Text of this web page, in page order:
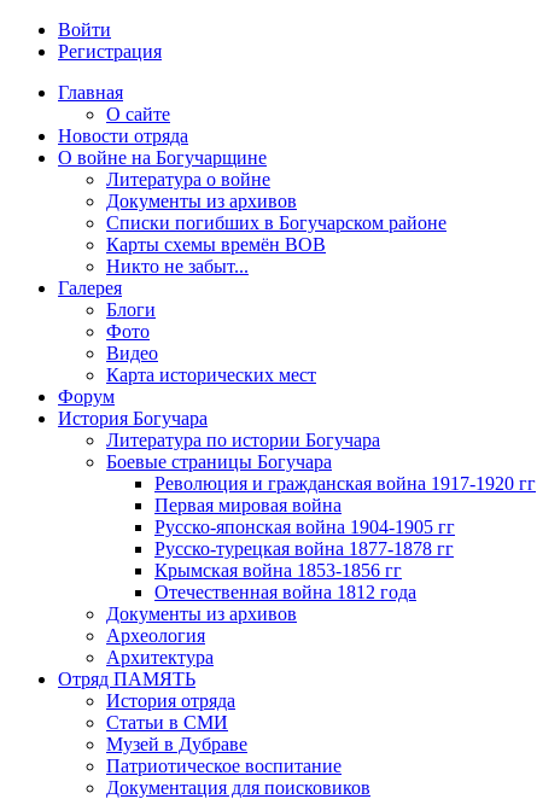
Войти
Регистрация
Главная
О сайте
Новости отряда
О войне на Богучарщине
Литература о войне
Документы из архивов
Списки погибших в Богучарском районе
Карты схемы времён ВОВ
Никто не забыт...
Галерея
Блоги
Фото
Видео
Карта исторических мест
Форум
История Богучара
Литература по истории Богучара
Боевые страницы Богучара
Революция и гражданская война 1917-1920 гг
Первая мировая война
Русско-японская война 1904-1905 гг
Русско-турецкая война 1877-1878 гг
Крымская война 1853-1856 гг
Отечественная война 1812 года
Документы из архивов
Археология
Архитектура
Отряд ПАМЯТЬ
История отряда
Статьи в СМИ
Музей в Дубраве
Патриотическое воспитание
Документация для поисковиков